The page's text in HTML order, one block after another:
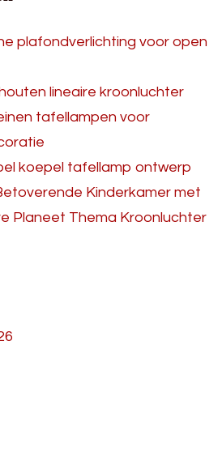
plafondverlichting voor open
lineaire kroonluchter
tafellampen voor
koepel tafellamp ontwerp
Kinderkamer met
Planeet Thema Kroonluchter